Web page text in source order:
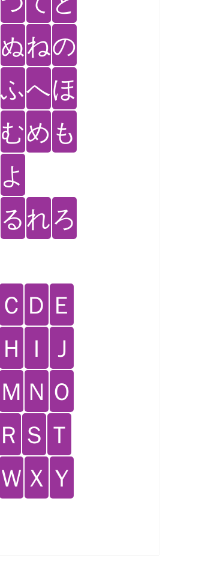
ぬねの
ふへほ
むめ も
よ
るれろ
Ｃ Ｄ Ｅ
Ｈ Ｉ Ｊ
Ｍ Ｎ Ｏ
Ｒ Ｓ Ｔ
Ｗ Ｘ Ｙ